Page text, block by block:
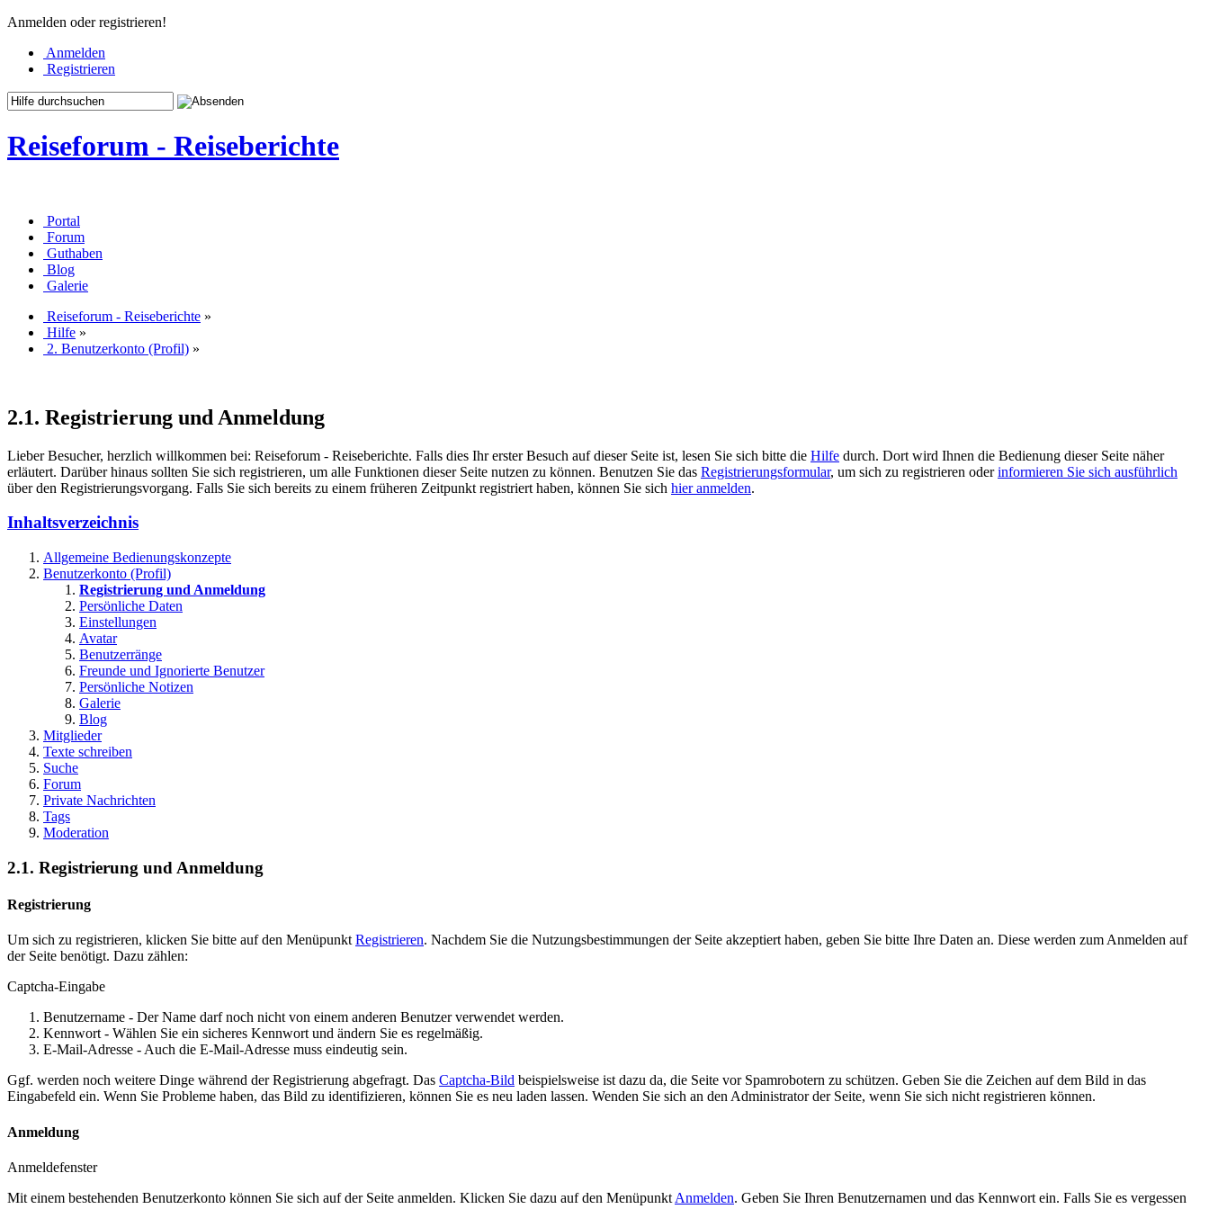
Anmelden oder registrieren!
Anmelden
Registrieren
Reiseforum - Reiseberichte
Portal
Forum
Guthaben
Blog
Galerie
Reiseforum - Reiseberichte »
Hilfe »
2. Benutzerkonto (Profil) »
2.1. Registrierung und Anmeldung
Lieber Besucher, herzlich willkommen bei: Reiseforum - Reiseberichte. Falls dies Ihr erster Besuch auf dieser Seite ist, lesen Sie sich bitte die Hilfe durch. Dort wird Ihnen die Bedienung dieser Seite näher
erläutert. Darüber hinaus sollten Sie sich registrieren, um alle Funktionen dieser Seite nutzen zu können. Benutzen Sie das Registrierungsformular, um sich zu registrieren oderinformieren Sie sich ausführlich
über den Registrierungsvorgang. Falls Sie sich bereits zu einem früheren Zeitpunkt registriert haben, können Sie sich hier anmelden.
Inhaltsverzeichnis
Allgemeine Bedienungskonzepte
Benutzerkonto (Profil)
Registrierung und Anmeldung
Persönliche Daten
Einstellungen
Avatar
Benutzerränge
Freunde und Ignorierte Benutzer
Persönliche Notizen
Galerie
Blog
Mitglieder
Texte schreiben
Suche
Forum
Private Nachrichten
Tags
Moderation
2.1. Registrierung und Anmeldung
Registrierung
Um sich zu registrieren, klicken Sie bitte auf den Menüpunkt Registrieren. Nachdem Sie die Nutzungsbestimmungen der Seite akzeptiert haben, geben Sie bitte Ihre Daten an. Diese werden zum Anmelden auf
der Seite benötigt. Dazu zählen:
Captcha-Eingabe
Benutzername - Der Name darf noch nicht von einem anderen Benutzer verwendet werden.
Kennwort - Wählen Sie ein sicheres Kennwort und ändern Sie es regelmäßig.
E-Mail-Adresse - Auch die E-Mail-Adresse muss eindeutig sein.
Ggf. werden noch weitere Dinge während der Registrierung abgefragt. Das Captcha-Bild beispielsweise ist dazu da, die Seite vor Spamrobotern zu schützen. Geben Sie die Zeichen auf dem Bild in das
Eingabefeld ein. Wenn Sie Probleme haben, das Bild zu identifizieren, können Sie es neu laden lassen. Wenden Sie sich an den Administrator der Seite, wenn Sie sich nicht registrieren können.
Anmeldung
Anmeldefenster
Mit einem bestehenden Benutzerkonto können Sie sich auf der Seite anmelden. Klicken Sie dazu auf den Menüpunkt Anmelden. Geben Sie Ihren Benutzernamen und das Kennwort ein. Falls Sie es vergessen